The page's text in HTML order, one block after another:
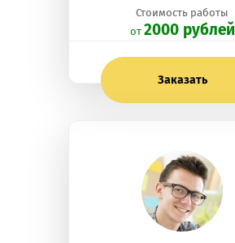
Стоимость работы
oт 2000 рублей
Заказать